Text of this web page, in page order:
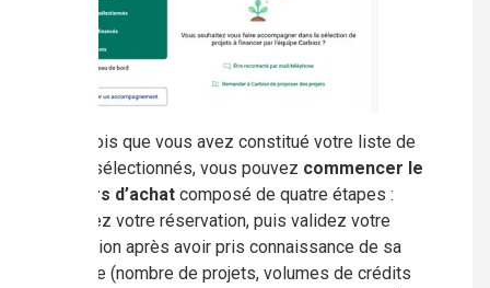
Une fois que vous avez constitué votre liste de
projets sélectionnés, vous pouvez commencer le
parcours d’achat composé de quatre étapes :
confirmez votre réservation, puis validez votre
réservation après avoir pris connaissance de sa
synthèse (nombre de projets, volumes de crédits